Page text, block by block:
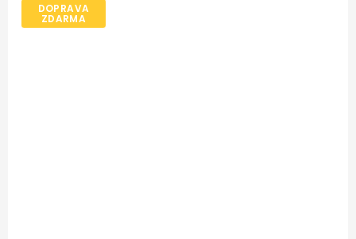
DOPRAVA
ZDARMA